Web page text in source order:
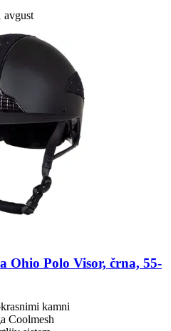
avgust
Ohio Polo Visor, črna, 55-​
kamni
Coolmesh